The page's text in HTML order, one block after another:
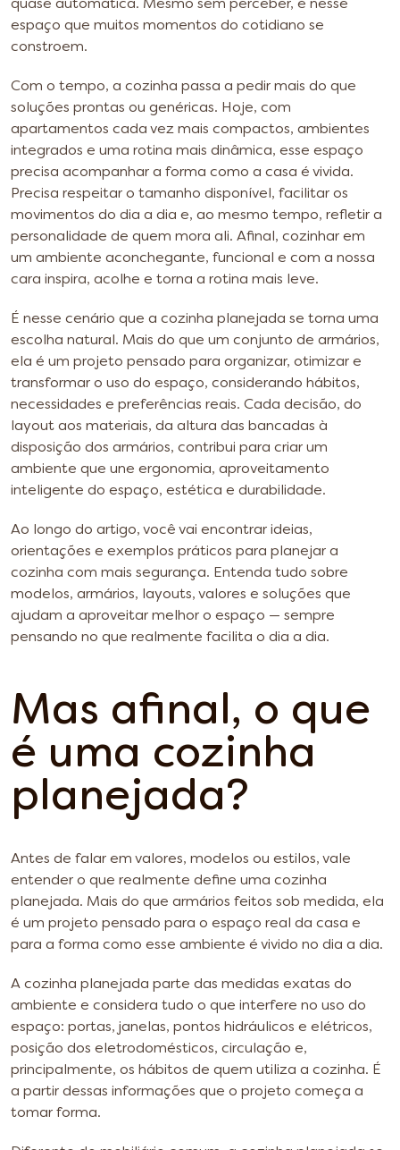
quase automática. Mesmo sem perceber, é nesse
espaço que muitos momentos do cotidiano se
constroem.
Com o tempo, a cozinha passa a pedir mais do que
soluções prontas ou genéricas. Hoje, com
apartamentos cada vez mais compactos, ambientes
integrados e uma rotina mais dinâmica, esse espaço
precisa acompanhar a forma como a casa é vivida.
Precisa respeitar o tamanho disponível, facilitar os
movimentos do dia a dia e, ao mesmo tempo, refletir a
personalidade de quem mora ali. Afinal, cozinhar em
um ambiente aconchegante, funcional e com a nossa
cara inspira, acolhe e torna a rotina mais leve.
É nesse cenário que a cozinha planejada se torna uma
escolha natural. Mais do que um conjunto de armários,
ela é um projeto pensado para organizar, otimizar e
transformar o uso do espaço, considerando hábitos,
necessidades e preferências reais. Cada decisão, do
layout aos materiais, da altura das bancadas à
disposição dos armários, contribui para criar um
ambiente que une ergonomia, aproveitamento
inteligente do espaço, estética e durabilidade.
Ao longo do artigo, você vai encontrar ideias,
orientações e exemplos práticos para planejar a
cozinha com mais segurança. Entenda tudo sobre
modelos, armários, layouts, valores e soluções que
ajudam a aproveitar melhor o espaço — sempre
pensando no que realmente facilita o dia a dia.
Mas afinal, o que
é uma cozinha
planejada?
Antes de falar em valores, modelos ou estilos, vale
entender o que realmente define uma cozinha
planejada. Mais do que armários feitos sob medida, ela
é um projeto pensado para o espaço real da casa e
para a forma como esse ambiente é vivido no dia a dia.
A cozinha planejada parte das medidas exatas do
ambiente e considera tudo o que interfere no uso do
espaço: portas, janelas, pontos hidráulicos e elétricos,
posição dos eletrodomésticos, circulação e,
principalmente, os hábitos de quem utiliza a cozinha. É
a partir dessas informações que o projeto começa a
tomar forma.